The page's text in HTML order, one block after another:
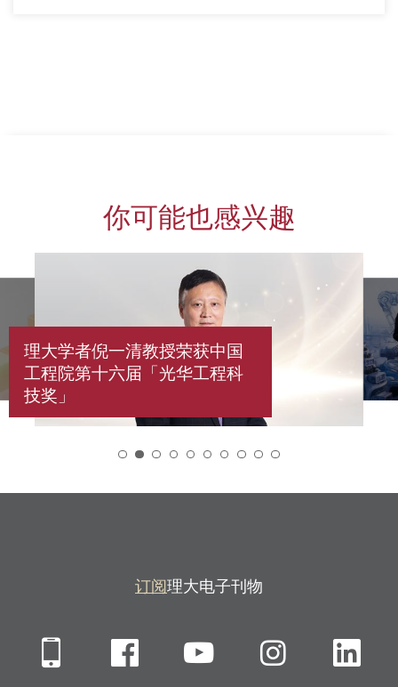
你可能也感兴趣
理大学者倪一清教授荣获中国
工程院第十六届「光华工程科
技奖」
订阅理大电子刊物
Mobile FacebookYouTube